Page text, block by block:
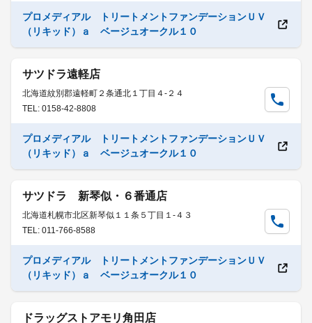
プロメディアル トリートメントファンデーションＵＶ
（リキッド）ａ ベージュオークル１０
サツドラ遠軽店
北海道紋別郡遠軽町２条通北１丁目４-２４
TEL: 0158-42-8808
プロメディアル トリートメントファンデーションＵＶ
（リキッド）ａ ベージュオークル１０
サツドラ 新琴似・６番通店
北海道札幌市北区新琴似１１条５丁目１-４３
TEL: 011-766-8588
プロメディアル トリートメントファンデーションＵＶ
（リキッド）ａ ベージュオークル１０
ドラッグストアモリ角田店